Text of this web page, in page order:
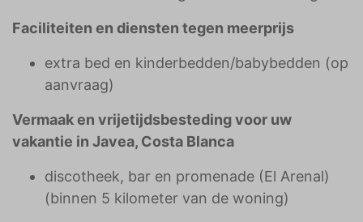
Faciliteiten en diensten tegen meerprijs
extra bed en kinderbedden/babybedden (op
aanvraag)
Vermaak en vrijetijdsbesteding voor uw
vakantie in Javea, Costa Blanca
discotheek, bar en promenade (El Arenal)
(binnen 5 kilometer van de woning)